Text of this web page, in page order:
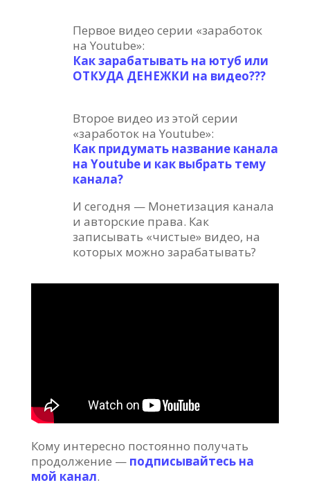
Первое видео серии «заработок
на Youtube»:
Как зарабатывать на ютуб или
ОТКУДА ДЕНЕЖКИ на видео???
Второе видео из этой серии
«заработок на Youtube»:
Как придумать название канала
на Youtube и как выбрать тему
канала?
И сегодня — Монетизация канала
и авторские права. Как
записывать «чистые» видео, на
которых можно зарабатывать?
Кому интересно постоянно получать
продолжение — подписывайтесь на
мой канал.